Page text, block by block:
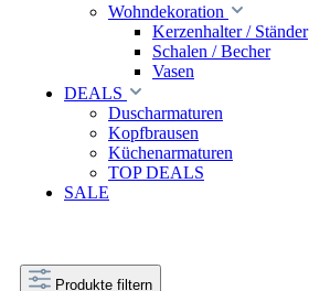
Wohndekoration
Kerzenhalter / Ständer
Schalen / Becher
Vasen
DEALS
Duscharmaturen
Kopfbrausen
Küchenarmaturen
TOP DEALS
SALE
Produkte filtern